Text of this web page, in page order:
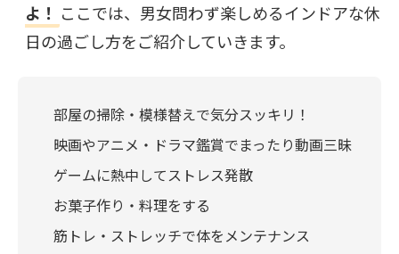
よ！ ここでは、男女問わず楽しめるインドアな休
日の過ごし方をご紹介していきます。
部屋の掃除・模様替えで気分スッキリ！
映画やアニメ・ドラマ鑑賞でまったり動画三昧
ゲームに熱中してストレス発散
お菓子作り・料理をする
筋トレ・ストレッチで体をメンテナンス